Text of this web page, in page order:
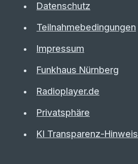
Datenschutz
Teilnahmebedingungen
Impressum
Funkhaus Nürnberg
Radioplayer.de
Privatsphäre
KI Transparenz-Hinweis